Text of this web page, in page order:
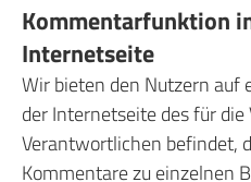
Kommentarfunktion
Internetseite
Wir bieten den Nutzern auf
der Internetseite des für die
Verantwortlichen befindet,
Kommentare zu einzelnen